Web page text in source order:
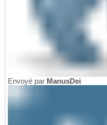
Envoyé par ManusDei